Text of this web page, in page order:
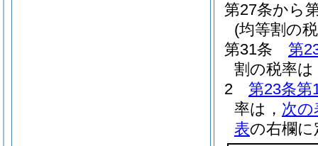
第27条から
(均等割の
第31条
第
割の税率
2
第23条第
率は， 次の
表の右欄